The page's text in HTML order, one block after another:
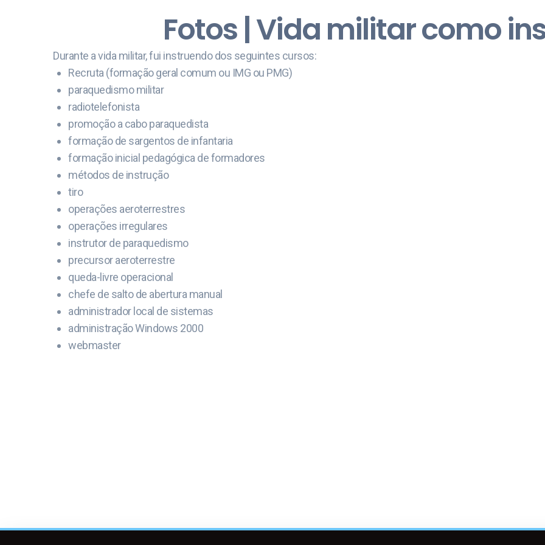
Fotos | Vida militar como
Durante a vida militar, fui instruendo dos seguintes cursos:
Recruta (formação geral comum ou IMG ou PMG)
paraquedismo militar
radiotelefonista
promoção a cabo paraquedista
formação de sargentos de infantaria
formação inicial pedagógica de formadores
métodos de instrução
tiro
operações aeroterrestres
operações irregulares
instrutor de paraquedismo
precursor aeroterrestre
queda-livre operacional
chefe de salto de abertura manual
administrador local de sistemas
administração Windows 2000
webmaster